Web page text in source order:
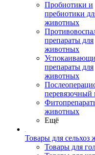
Пробиотики и
пребиотики
животных
препараты для
животных
препараты для
животных
перевязочный
животных
Ещё
Товары для сельхоз
Товары для